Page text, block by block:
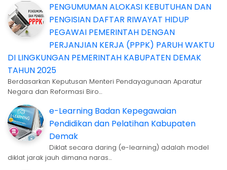
PENGUMUMAN ALOKASI KEBUTUHAN DAN
PENGISIAN DAFTAR RIWAYAT HIDUP
PEGAWAI PEMERINTAH DENGAN
PERJANJIAN KERJA (PPPK) PARUH WAKTU
DI LINGKUNGAN PEMERINTAH KABUPATEN DEMAK
TAHUN 2025
Berdasarkan Keputusan Menteri Pendayagunaan Aparatur
Negara dan Reformasi Biro…
e-Learning Badan Kepegawaian
Pendidikan dan Pelatihan Kabupaten
Demak
Diklat secara daring (e-learning) adalah model
diklat jarak jauh dimana naras…